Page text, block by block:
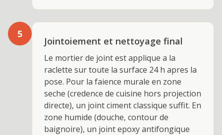
5
Jointoiement et nettoyage final
Le mortier de joint est applique a la
raclette sur toute la surface 24 h apres la
pose. Pour la faience murale en zone
seche (credence de cuisine hors projection
directe), un joint ciment classique suffit. En
zone humide (douche, contour de
baignoire), un joint epoxy antifongique